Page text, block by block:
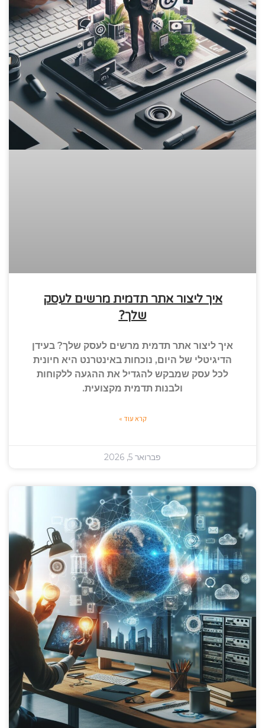
איך ליצור אתר תדמית מרשים לעסק
שלך?
איך ליצור אתר תדמית מרשים לעסק שלך? בעידן
הדיגיטלי של היום, נוכחות באינטרנט היא חיונית
לכל עסק שמבקש להגדיל את ההגעה ללקוחות
ולבנות תדמית מקצועית.
קרא עוד »
פברואר 5, 2026